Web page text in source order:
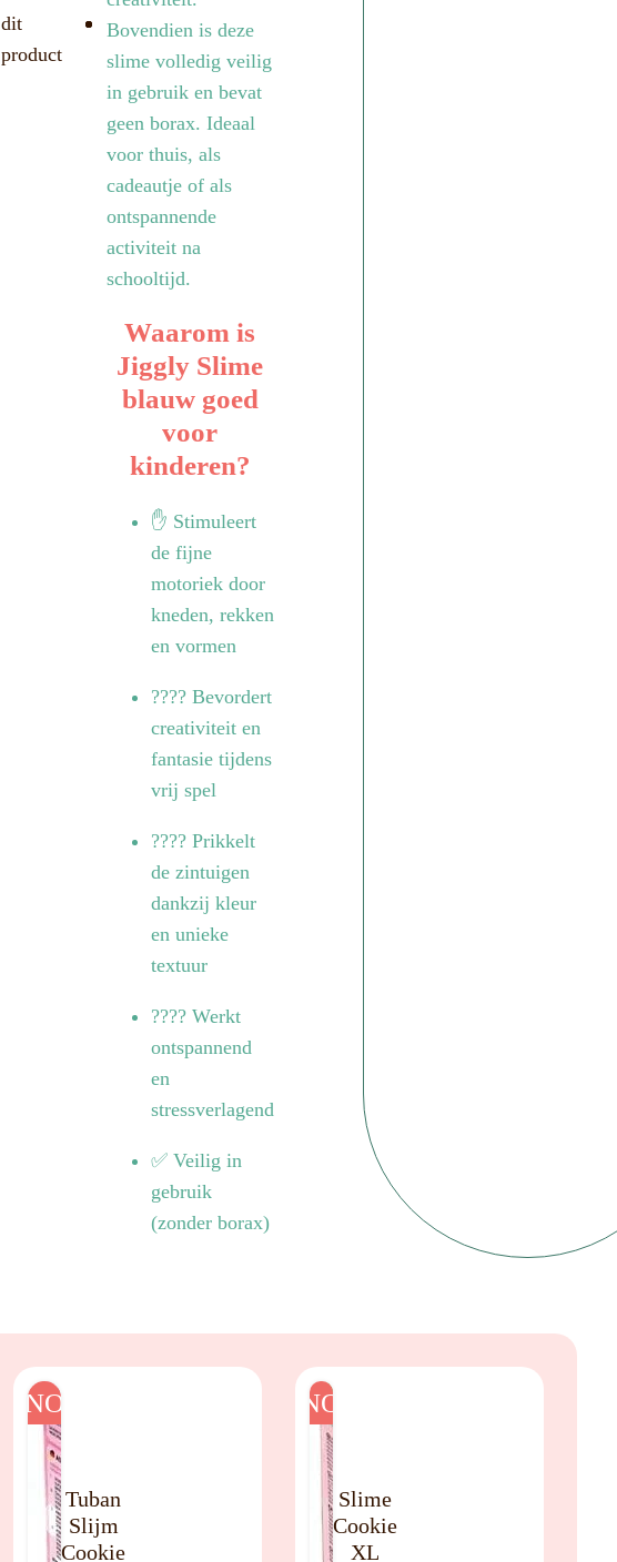
dit
product
Bovendien is deze
slime volledig veilig
in gebruik en bevat
geen borax. Ideaal
voor thuis, als
cadeautje of als
ontspannende
activiteit na
schooltijd.
Waarom is
Jiggly Slime
blauw goed
voor
kinderen?
✋ Stimuleert
de fijne
motoriek door
kneden, rekken
en vormen
???? Bevordert
creativiteit en
fantasie tijdens
vrij spel
???? Prikkelt
de zintuigen
dankzij kleur
en unieke
textuur
???? Werkt
ontspannend
en
stressverlagend
✅ Veilig in
gebruik
(zonder borax)
NO
Tuban
Slijm
Cookie
NO
Slime
Cookie
XL